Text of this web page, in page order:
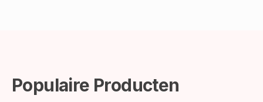
Populaire Producten